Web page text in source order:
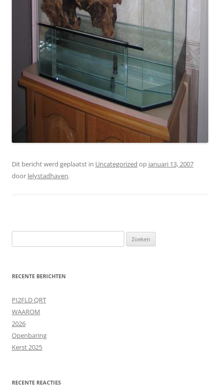
Dit bericht werd geplaatst in Uncategorized op januari 13, 2007
door lelystadhaven.
naar:
RECENTE BERICHTEN
PI2FLD QRT
WAAROM
2026
Openbaring
Kerst 2025
RECENTE REACTIES